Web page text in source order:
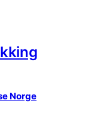
Norge